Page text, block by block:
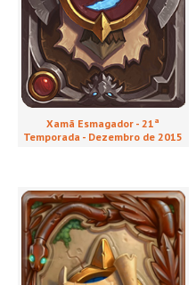
Xamã Esmagador - 21ª
Temporada - Dezembro de 2015